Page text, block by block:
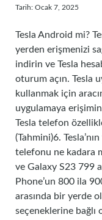
Tarih: Ocak 7, 2025
Tesla Android mi?
yerden erişmenizi
indirin ve Tesla
oturum açın. Tesla
kullanmak için
uygulamaya
Tesla telefon
(Tahmini)6.
telefonu ne kadara
ve Galaxy S23 799
Phone’un 800 ila
arasında bir yerde
seçeneklerine